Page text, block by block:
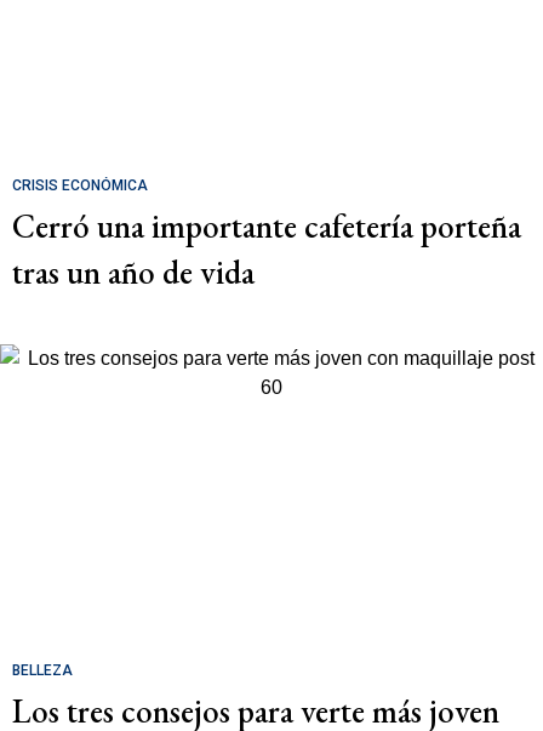
CRISIS ECONÓMICA
Cerró una importante cafetería porteña
tras un año de vida
BELLEZA
Los tres consejos para verte más joven